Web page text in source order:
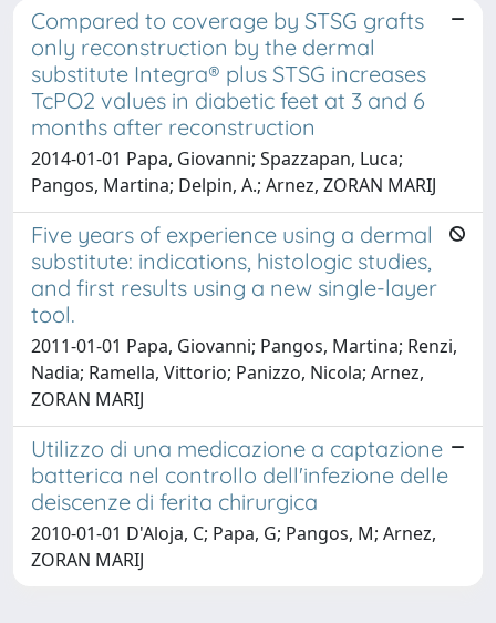
Compared to coverage by STSG grafts
only reconstruction by the dermal
substitute Integra® plus STSG increases
TcPO2 values in diabetic feet at 3 and 6
months after reconstruction
2014-01-01 Papa, Giovanni; Spazzapan, Luca;
Pangos, Martina; Delpin, A.; Arnez, ZORAN MARIJ
Five years of experience using a dermal
substitute: indications, histologic studies,
and first results using a new single-layer
tool.
2011-01-01 Papa, Giovanni; Pangos, Martina; Renzi,
Nadia; Ramella, Vittorio; Panizzo, Nicola; Arnez,
ZORAN MARIJ
Utilizzo di una medicazione a captazione
batterica nel controllo dell'infezione delle
deiscenze di ferita chirurgica
2010-01-01 D'Aloja, C; Papa, G; Pangos, M; Arnez,
ZORAN MARIJ